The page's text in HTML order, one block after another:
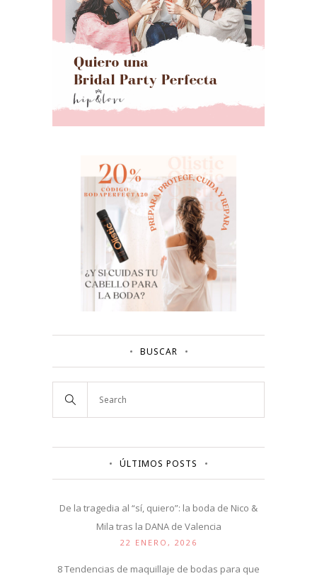
BUSCAR
ÚLTIMOS POSTS
De la tragedia al “sí, quiero”: la boda de Nico &
Mila tras la DANA de Valencia
22 ENERO, 2026
8 Tendencias de maquillaje de bodas para que